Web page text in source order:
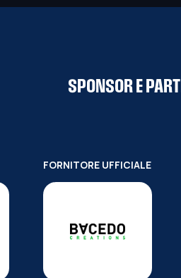
SPONSOR E
FORNITORE UFFICIALE